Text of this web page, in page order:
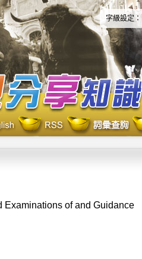
字級設定：
Examinations of and Guidance